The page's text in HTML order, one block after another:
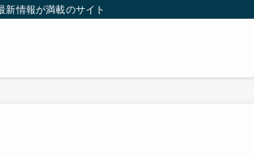
新情報が満載のサイト